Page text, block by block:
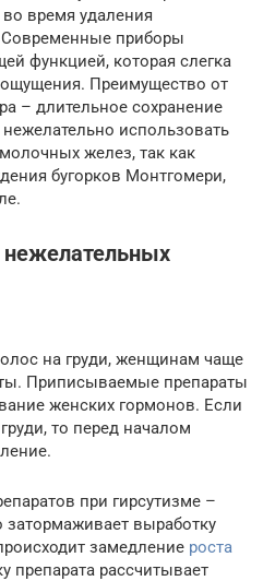
время удаления
Современные приборы
функцией, которая слегка
Преимущество от
– длительное сохранение
использовать
желез, так как
бугорков Монтгомери,
на груди, женщинам чаще
Приписываемые препараты
женских гормонов. Если
то перед началом
при гирсутизме –
выработку
замедление роста
препарата рассчитывает